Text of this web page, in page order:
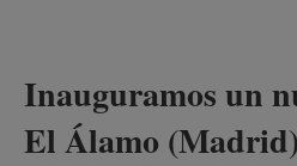
Inauguramos un
El Álamo (Madrid)